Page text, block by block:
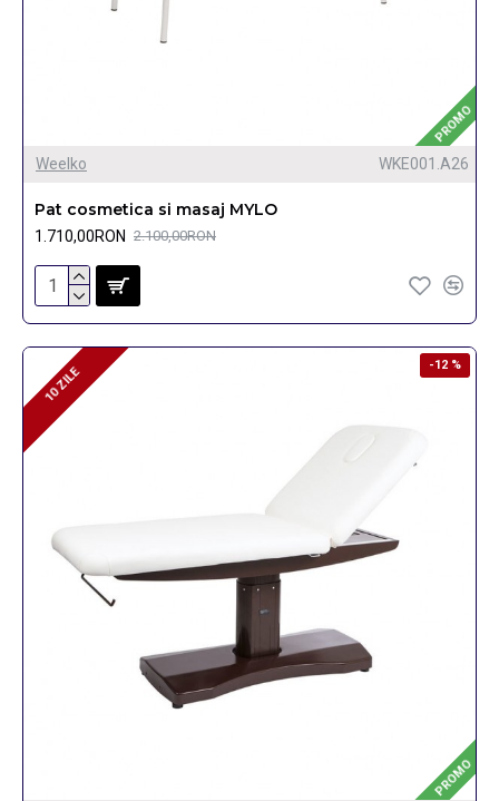
PROMO
Weelko WKE001.A26
Pat cosmetica si masaj MYLO
1.710,00RON 2.100,00RON
PROMO
-12 %
10 ZILE
10 ZILE